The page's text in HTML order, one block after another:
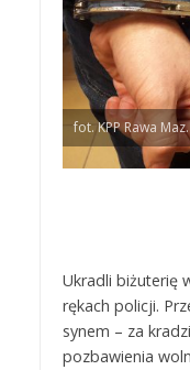
fot. KPP Rawa Maz.
Ukradli biżuterię
rękach policji.
synem – za
pozbawienia